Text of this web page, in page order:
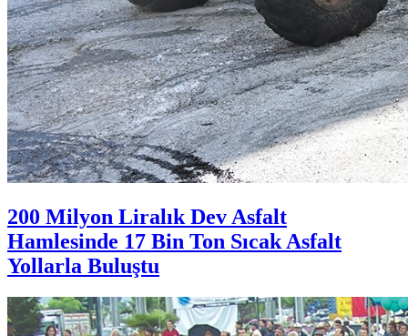
200 Milyon Liralık Dev Asfalt
Hamlesinde 17 Bin Ton Sıcak Asfalt
Yollarla Buluştu